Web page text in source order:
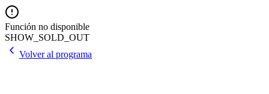
Función no disponible
SHOW_SOLD_OUT
Volver al programa